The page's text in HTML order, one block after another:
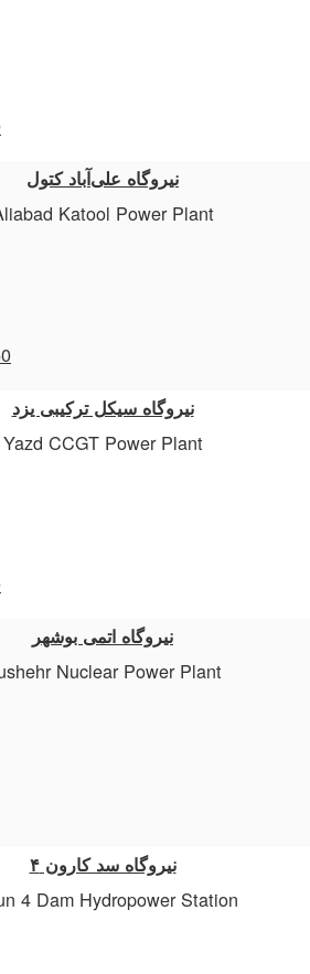
نیروگاه علی‌آباد کتول
Katool Power Plant
نیروگاه سیکل ترکیبی یزد
Yazd CCGT Power Plant
نیروگاه اتمی بوشهر
Nuclear Power Plant
نیروگاه سد کارون ۴
4 Dam Hydropower Station